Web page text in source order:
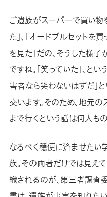
ご遺族がスーパーで買い物
た」、「オードブルセットを
を見た」だの、そうした様
ですね。「笑っていた」、と
害者なら笑わないはずだ」
交います。そのため、地元
まで行くという話は何人も
なるべく穏便に済ませたい
族。その両者だけでは見え
織されるのが、第三者調査